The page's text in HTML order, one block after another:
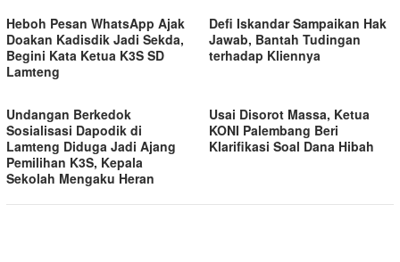
Heboh Pesan WhatsApp Ajak
Doakan Kadisdik Jadi Sekda,
Begini Kata Ketua K3S SD
Lamteng
Defi Iskandar Sampaikan Hak
Jawab, Bantah Tudingan
terhadap Kliennya
Undangan Berkedok
Sosialisasi Dapodik di
Lamteng Diduga Jadi Ajang
Pemilihan K3S, Kepala
Sekolah Mengaku Heran
Usai Disorot Massa, Ketua
KONI Palembang Beri
Klarifikasi Soal Dana Hibah